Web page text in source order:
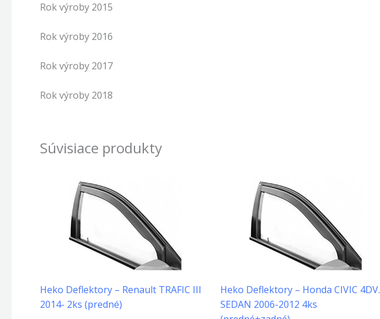
Rok výroby 2015
Rok výroby 2016
Rok výroby 2017
Rok výroby 2018
Súvisiace produkty
Heko Deflektory – Renault TRAFIC III
2014- 2ks (predné)
Heko Deflektory – Honda CIVIC 4DV.
SEDAN 2006-2012 4ks